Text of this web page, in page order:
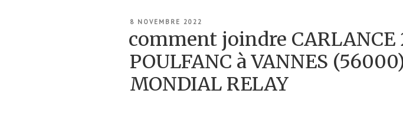
PUBLIÉ
8 NOVEMBRE 2022
comment joindre CARLANCE
POULFANC à VANNES
MONDIAL RELAY